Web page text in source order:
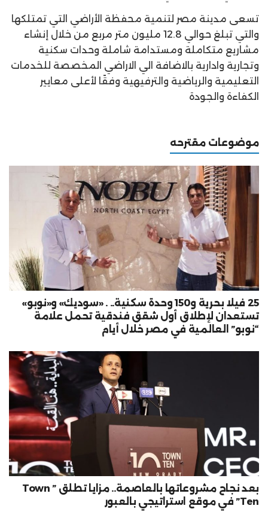
تسعى مدينة مصر لتنمية محفظة الأراضي التي تمتلكها
والتي تبلغ حوالي 12.8 مليون متر مربع من خلال إنشاء
مشاريع متكاملة ومستدامة شاملة وحدات سكنية
وتجارية وادارية بالاضافة الي الاراضي المخصصة للخدمات
التعليمية والرياضية والترفيهية وفقًا لأعلى معايير
الكفاءة والجودة
موضوعات مقترحه
25 فيلا بحرية و150 وحدة سكنية.. . «سوديك» و«نوبو»
تستعدان لإطلاق أول شقق فندقية تحمل علامة
“نوبو” العالمية في مصر خلال أيام
بعد نجاح مشروعاتها بالعاصمة.. مزايا تطلق ” Town
Ten” في موقع استراتيجي بالعبور